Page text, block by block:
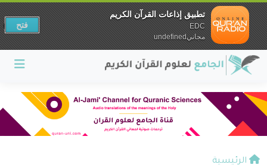
الرئيسية
تطبيق إذاعات القرآن الكريم
EDC
مجانيundefined
فتح